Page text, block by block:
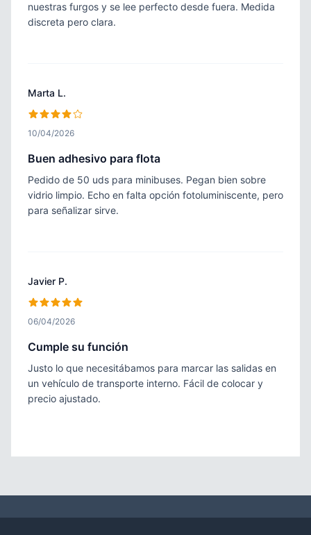
nuestras furgos y se lee perfecto desde fuera. Medida
discreta pero clara.
Marta L.
10/04/2026
Buen adhesivo para flota
Pedido de 50 uds para minibuses. Pegan bien sobre
vidrio limpio. Echo en falta opción fotoluminiscente, pero
para señalizar sirve.
Javier P.
06/04/2026
Cumple su función
Justo lo que necesitábamos para marcar las salidas en
un vehículo de transporte interno. Fácil de colocar y
precio ajustado.